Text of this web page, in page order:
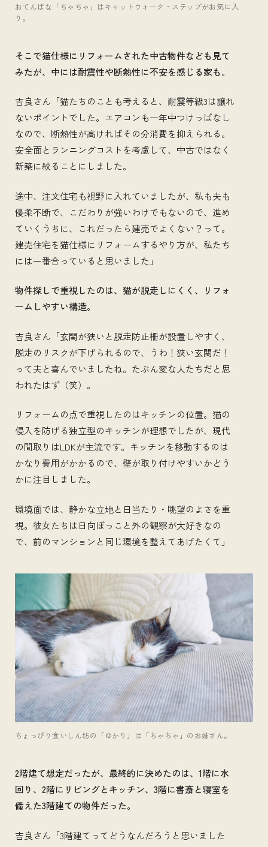
おてんばな「ちゃちゃ」はキャットウォーク・ステップがお気に入
り。
そこで猫仕様にリフォームされた中古物件なども見て
みたが、中には耐震性や断熱性に不安を感じる家も。
吉良さん「猫たちのことも考えると、耐震等級3は譲れ
ないポイントでした。エアコンも一年中つけっぱなし
なので、断熱性が高ければその分消費を抑えられる。
安全面とランニングコストを考慮して、中古ではなく
新築に絞ることにしました。
途中、注文住宅も視野に入れていましたが、私も夫も
優柔不断で、こだわりが強いわけでもないので、進め
ていくうちに、これだったら建売でよくない？って。
建売住宅を猫仕様にリフォームするやり方が、私たち
には一番合っていると思いました」
物件探しで重視したのは、猫が脱走しにくく、リフォ
ームしやすい構造。
吉良さん「玄関が狭いと脱走防止柵が設置しやすく、
脱走のリスクが下げられるので、うわ！狭い玄関だ！
って夫と喜んでいましたね。たぶん変な人たちだと思
われたはず（笑）。
リフォームの点で重視したのはキッチンの位置。猫の
侵入を防げる独立型のキッチンが理想でしたが、現代
の間取りはLDKが主流です。キッチンを移動するのは
かなり費用がかかるので、壁が取り付けやすいかどう
かに注目しました。
環境面では、静かな立地と日当たり・眺望のよさを重
視。彼女たちは日向ぼっこと外の観察が大好きなの
で、前のマンションと同じ環境を整えてあげたくて」
ちょっぴり食いしん坊の「ゆかり」は「ちゃちゃ」のお姉さん。
2階建て想定だったが、最終的に決めたのは、1階に水
回り、2階にリビングとキッチン、3階に書斎と寝室を
備えた3階建ての物件だった。
吉良さん「3階建てってどうなんだろうと思いました